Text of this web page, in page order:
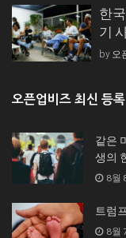
한
기
by 오
오픈업비즈 최신 등
같은
생의
8월
트럼
8월